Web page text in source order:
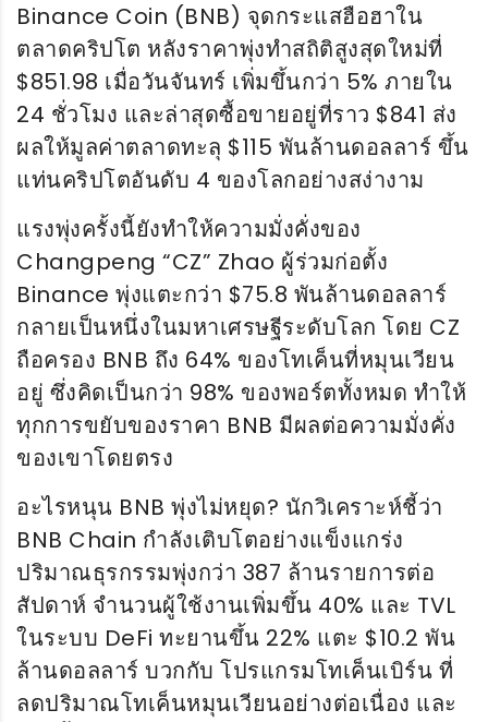
Binance Coin (BNB) จุดกระแสฮือฮาใน
ตลาดคริปโต หลังราคาพุ่งทำสถิติสูงสุดใหม่ที่
$851.98 เมื่อวันจันทร์ เพิ่มขึ้นกว่า 5% ภายใน
24 ชั่วโมง และล่าสุดซื้อขายอยู่ที่ราว $841 ส่ง
ผลให้มูลค่าตลาดทะลุ $115 พันล้านดอลลาร์ ขึ้น
แท่นคริปโตอันดับ 4 ของโลกอย่างสง่างาม
แรงพุ่งครั้งนี้ยังทำให้ความมั่งคั่งของ
Changpeng “CZ” Zhao ผู้ร่วมก่อตั้ง
Binance พุ่งแตะกว่า $75.8 พันล้านดอลลาร์
กลายเป็นหนึ่งในมหาเศรษฐีระดับโลก โดย CZ
ถือครอง BNB ถึง 64% ของโทเค็นที่หมุนเวียน
อยู่ ซึ่งคิดเป็นกว่า 98% ของพอร์ตทั้งหมด ทำให้
ทุกการขยับของราคา BNB มีผลต่อความมั่งคั่ง
ของเขาโดยตรง
อะไรหนุน BNB พุ่งไม่หยุด? นักวิเคราะห์ชี้ว่า
BNB Chain กำลังเติบโตอย่างแข็งแกร่ง
ปริมาณธุรกรรมพุ่งกว่า 387 ล้านรายการต่อ
สัปดาห์ จำนวนผู้ใช้งานเพิ่มขึ้น 40% และ TVL
ในระบบ DeFi ทะยานขึ้น 22% แตะ $10.2 พัน
ล้านดอลลาร์ บวกกับ โปรแกรมโทเค็นเบิร์น ที่
ลดปริมาณโทเค็นหมุนเวียนอย่างต่อเนื่อง และ